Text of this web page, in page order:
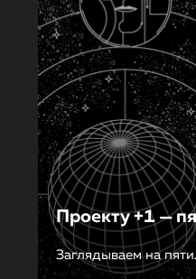
Проекту +1 —
Заглядываем на